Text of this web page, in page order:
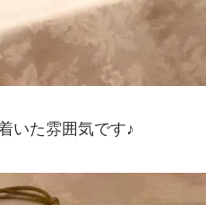
いた雰囲気です♪